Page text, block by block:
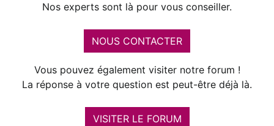
Nos experts sont là pour vous conseiller.
NOUS CONTACTER
Vous pouvez également visiter notre forum !
La réponse à votre question est peut-être déjà là.
VISITER LE FORUM